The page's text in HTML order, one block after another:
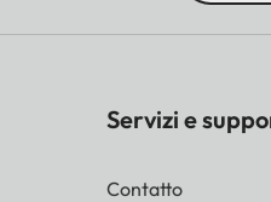
Servizi e
Contatto